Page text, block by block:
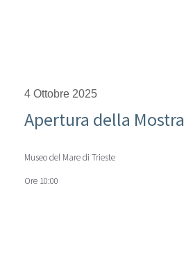
4 Ottobre 2025
Apertura della Mostra
Museo del Mare di Trieste
Ore 10:00